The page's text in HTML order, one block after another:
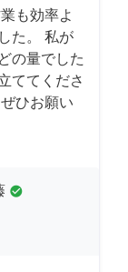
も効率よ
た。 私が
の量でした
ててくださ
ひお願い
check_circle